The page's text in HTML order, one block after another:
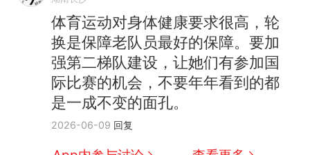
体育运动对身体健康要求很高，轮
换是保障老队员最好的保障。要加
强第二梯队建设，让她们有参加国
际比赛的机会，不要年年看到的都
是一成不变的面孔。
2026-06-09 回复
热 那个在床头放菜刀的女孩，
因老师一句“跟我回家”改写了
人生
新 搬家报价570元，搬到楼下
交5060元才肯搬上楼！女子傻
眼了……
试前13名均遭淘汰？教育局：